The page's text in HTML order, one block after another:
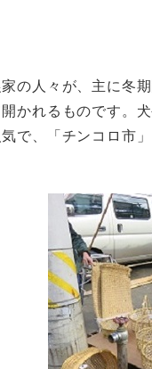
の人々が、主に冬
かれるものです。
気で、「チンコロ市